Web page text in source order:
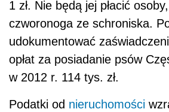
1 zł. Nie będą jej płacić
czworonoga ze schroniska.
udokumentować
opłat za posiadanie psów
w 2012 r. 114 tys. zł.
Podatki od nieruchomości